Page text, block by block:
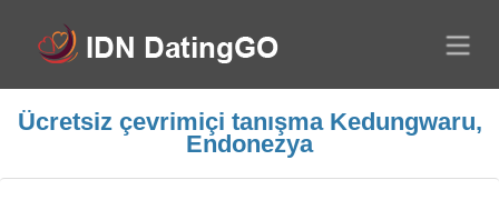
Ücretsiz çevrimiçi tanışma Kedungwaru,
Endonezya